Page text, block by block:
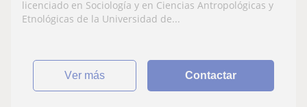
licenciado en Sociología y en Ciencias Antropológicas y
Etnológicas de la Universidad de...
ver más Contactar